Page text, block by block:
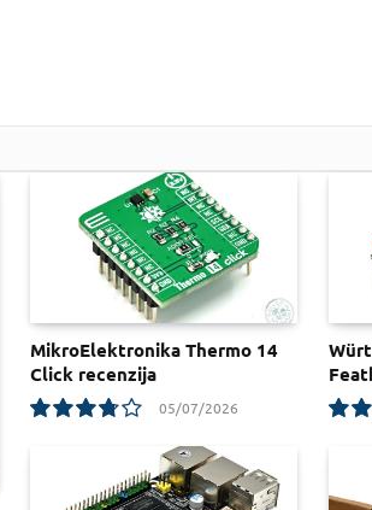
MikroElektronika Thermo 14
Click recenzija
05/07/2026